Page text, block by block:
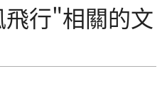
行"相關的文